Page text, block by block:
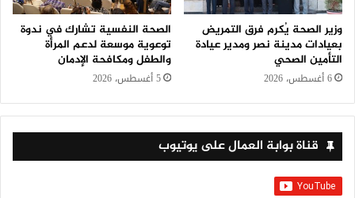
وزير الصحة يُكرم فرق التمريض
بعيادات مدينة نصر ومدير عيادة
التأمين الصحي
6 أغسطس، 2026
الصحة النفسية تشارك في ندوة
توعوية موسعة لدعم المرأة
والطفل ومكافحة الإدمان
5 أغسطس، 2026
قناة بوابة العمال على يوتيوب